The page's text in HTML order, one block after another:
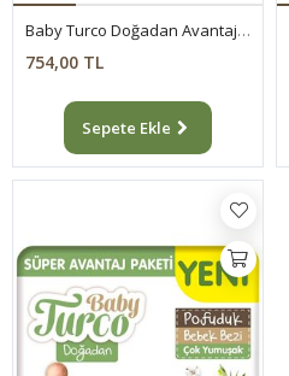
Baby Turco Doğadan Avantaj Paketi Pofuduk Külot Bez 5 Numara Junior 78 Adet
754,00 TL
Sepete Ekle